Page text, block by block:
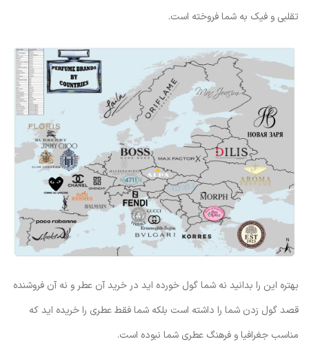
تقلبی و فیک به شما فروخته است.
بهتره این را بدانید نه شما گول خورده اید در خرید آن عطر و نه آن فروشنده
قصد گول زدن شما را داشته است بلکه شما فقط عطری را خریده اید که
مناسب جغرافیا و فرهنگ عطری شما نبوده است.